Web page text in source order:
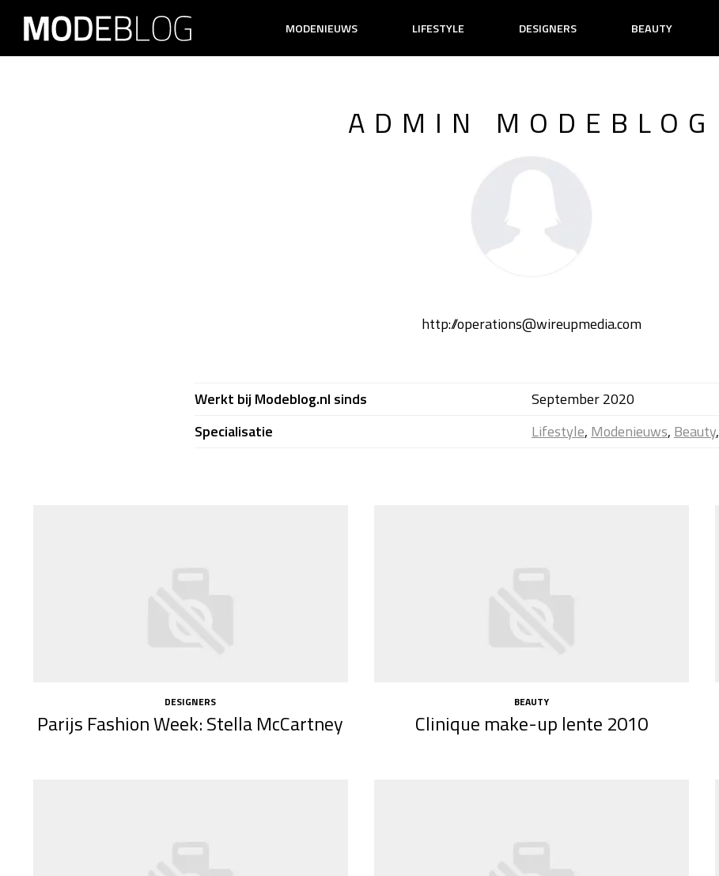
MODENIEUWS LIFESTYLE DESIGNERS BEAUTY
ADMIN MODEBLOG
http://operations@wireupmedia.com
Werkt bij Modeblog.nl sinds
September 2020
Specialisatie
Lifestyle, Modenieuws, Beauty,
DESIGNERS
Parijs Fashion Week: Stella McCartney
BEAUTY
Clinique make-up lente 2010